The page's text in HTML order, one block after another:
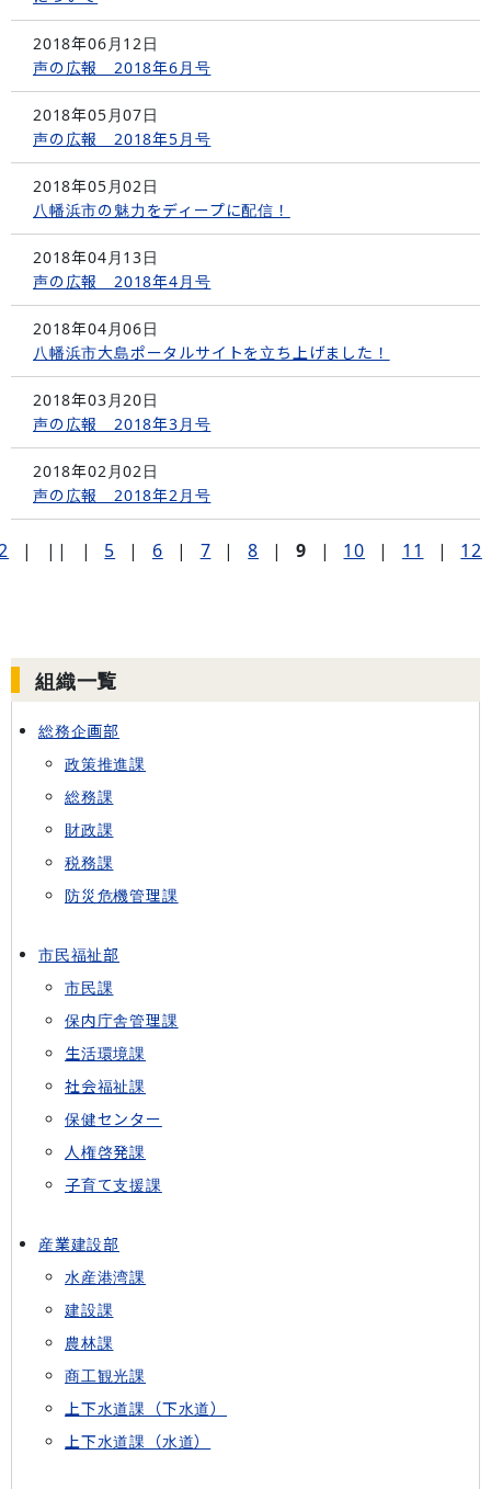
2018年06月12日
声の広報 2018年6月号
2018年05月07日
声の広報 2018年5月号
2018年05月02日
八幡浜市の魅力をディープに配信！
2018年04月13日
声の広報 2018年4月号
2018年04月06日
八幡浜市大島ポータルサイトを立ち上げました！
2018年03月20日
声の広報 2018年3月号
2018年02月02日
声の広報 2018年2月号
| || | 5 | 6 | 7 | 8 | 9 | 10 | 11 | 12
組織一覧
総務企画部
政策推進課
総務課
財政課
税務課
防災危機管理課
市民福祉部
市民課
保内庁舎管理課
生活環境課
社会福祉課
保健センター
人権啓発課
子育て支援課
産業建設部
水産港湾課
建設課
農林課
商工観光課
上下水道課（下水道）
上下水道課（水道）